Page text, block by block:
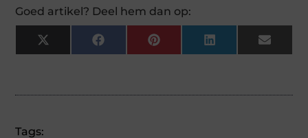
Goed artikel? Deel hem dan op:
X
(Twitter)
FacebookPinterestLinkedInEmail
Tags: